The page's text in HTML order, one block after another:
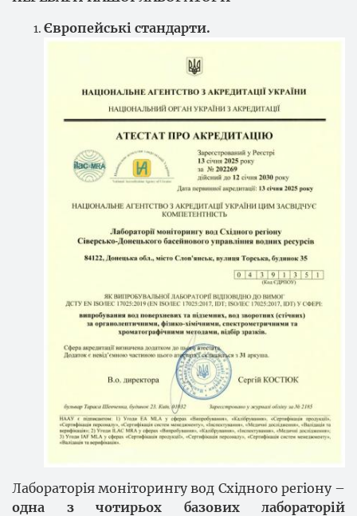
Європейські стандарти.
Лабораторія моніторингу вод Східного регіону –
одна з чотирьох базових лабораторій